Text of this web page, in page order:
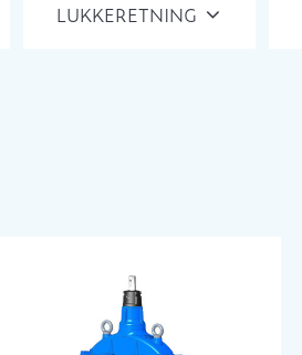
LUKKERETNING